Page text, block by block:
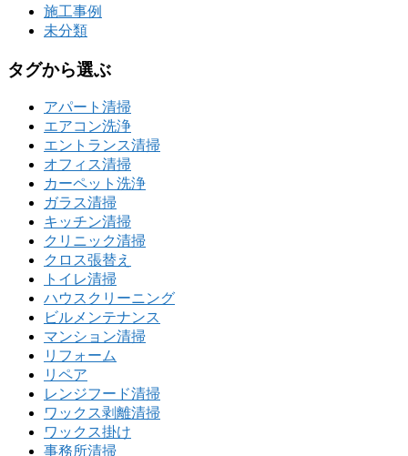
施工事例
未分類
タグから選ぶ
アパート清掃
エアコン洗浄
エントランス清掃
オフィス清掃
カーペット洗浄
ガラス清掃
キッチン清掃
クリニック清掃
クロス張替え
トイレ清掃
ハウスクリーニング
ビルメンテナンス
マンション清掃
リフォーム
リペア
レンジフード清掃
ワックス剥離清掃
ワックス掛け
事務所清掃